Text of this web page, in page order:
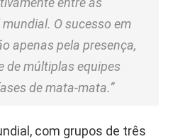
mundial. O sucesso em
apenas pela presença,
de múltiplas equipes
de mata-mata.”
com grupos de três